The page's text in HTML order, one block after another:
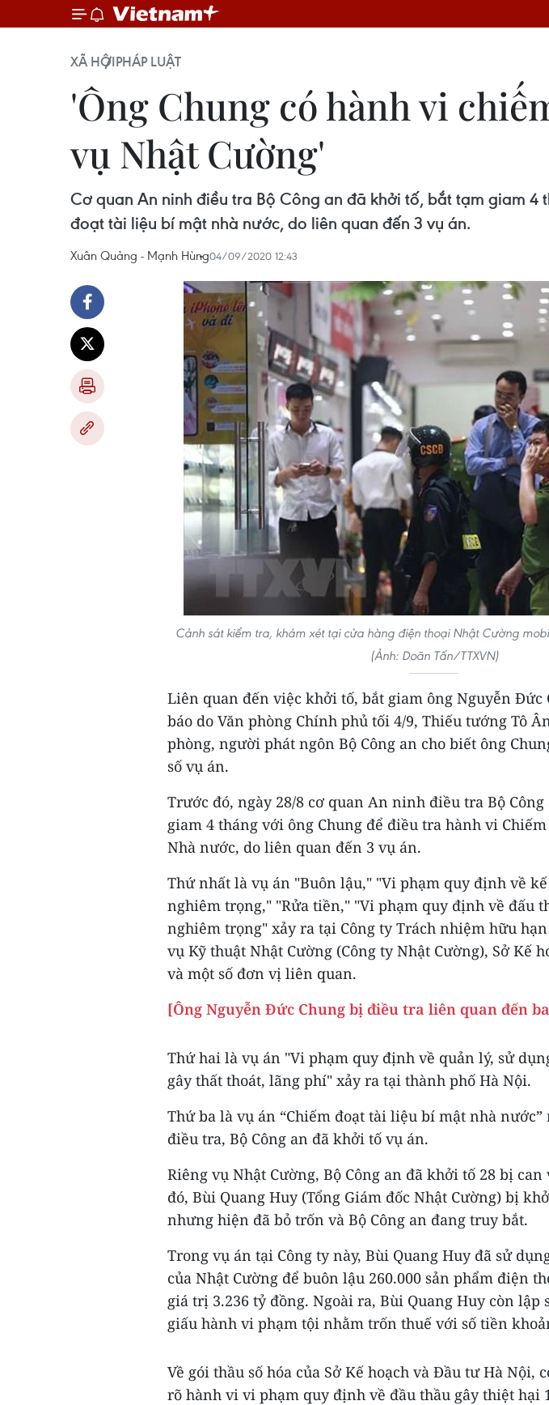
XÃ HỘIPHÁP LUẬT
'Ông Chung có hành vi
vụ Nhật Cường'
Cơ quan An ninh điều tra Bộ Công an đã khởi tố, bắt tạm giam
đoạt tài liệu bí mật nhà nước, do liên quan đến 3 vụ án.
Xuân Quảng - Mạnh Hùng04/09/2020 12:43
Cảnh sát kiểm tra, khám xét tại cửa hàng điện thoại Nhật Cường
(Ảnh: Doãn Tấn/TTXVN)
Liên quan đến việc khởi tố, bắt giam ông Nguyễn Đức
báo do Văn phòng Chính phủ tối 4/9, Thiếu tướng Tô
phòng, người phát ngôn Bộ Công an cho biết ông
số vụ án.
Trước đó, ngày 28/8 cơ quan An ninh điều tra Bộ
giam 4 tháng với ông Chung để điều tra hành vi
Nhà nước, do liên quan đến 3 vụ án.
Thứ nhất là vụ án "Buôn lậu," "Vi phạm quy định về
nghiêm trọng," "Rửa tiền," "Vi phạm quy định về đấu
nghiêm trọng" xảy ra tại Công ty Trách nhiệm hữu
vụ Kỹ thuật Nhật Cường (Công ty Nhật Cường), Sở Kế
và một số đơn vị liên quan.
[Ông Nguyễn Đức Chung bị điều tra liên quan đến
Thứ hai là vụ án "Vi phạm quy định về quản lý, sử
gây thất thoát, lãng phí" xảy ra tại thành phố Hà Nội.
Thứ ba là vụ án “Chiếm đoạt tài liệu bí mật nhà
điều tra, Bộ Công an đã khởi tố vụ án.
Riêng vụ Nhật Cường, Bộ Công an đã khởi tố 28 bị
đó, Bùi Quang Huy (Tổng Giám đốc Nhật Cường) bị
nhưng hiện đã bỏ trốn và Bộ Công an đang truy bắt.
Trong vụ án tại Công ty này, Bùi Quang Huy đã sử
của Nhật Cường để buôn lậu 260.000 sản phẩm điện
giá trị 3.236 tỷ đồng. Ngoài ra, Bùi Quang Huy còn lập
giấu hành vi phạm tội nhằm trốn thuế với số tiền
Về gói thầu số hóa của Sở Kế hoạch và Đầu tư Hà Nội,
rõ hành vi vi phạm quy định về đầu thầu gây thiệt hại